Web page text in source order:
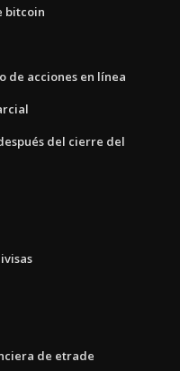
bitcoin
de acciones en línea
del cierre del
de etrade